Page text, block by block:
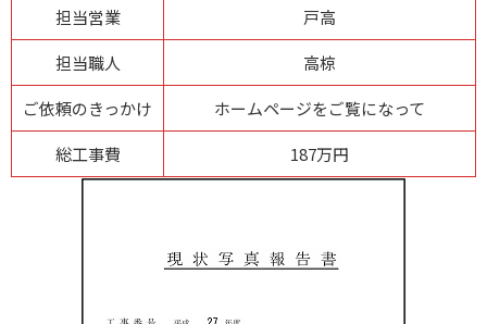
担当営業
戸高
担当職人
高椋
ご依頼のきっかけ
ホームページをご覧になって
総工事費
187万円